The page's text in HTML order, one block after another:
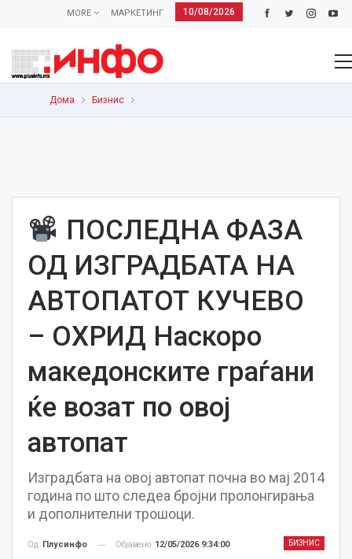
10/08/2026
МАРКЕТИНГ
MORE
Дома Бизнис
ПОСЛЕДНА ФАЗА
ОД ИЗГРАДБАТА НА
АВТОПАТОТ КУЧЕВО
– ОХРИД Наскоро
македонските граѓани
ќе возат по овој
автопат
Изградбата на овој автопат почна во мај 2014
година по што следеа бројни пролонгирања
и дополнителни трошоци.
БИЗНИС
Од Плусинфо Објавено 12/05/2026 9:34:00